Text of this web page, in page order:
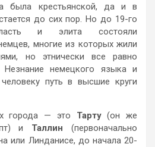
была крестьянской, да и в
до сих пор. Но до 19-го
и элита состояли
многие из которых жили
но этнически все равно
Незнание немецкого языка и
путь в высшие круги
города — это Тарту(он же
и Таллин (первоначально
или Линданисе, до начала 20-